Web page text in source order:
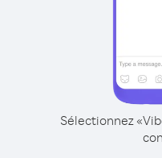
Sélectionnez